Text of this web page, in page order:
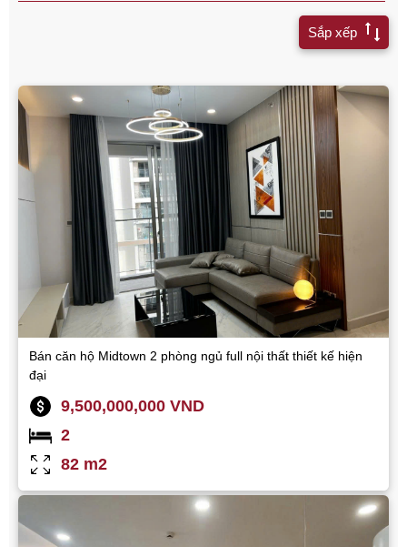
Sắp xếp
Bán căn hộ Midtown 2 phòng ngủ full nội thất thiết kế hiện
đại
9,500,000,000 VND
2
82 m2